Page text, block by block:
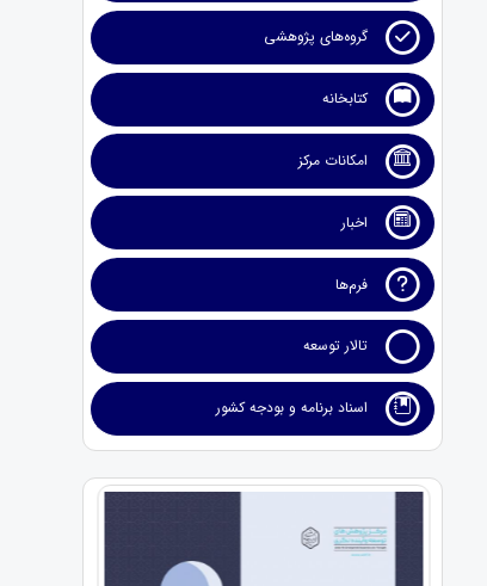
گروه‌های پژوهشی
کتابخانه
امکانات مرکز
اخبار
فرم‌ها
تالار توسعه
اسناد برنامه و بودجه کشور